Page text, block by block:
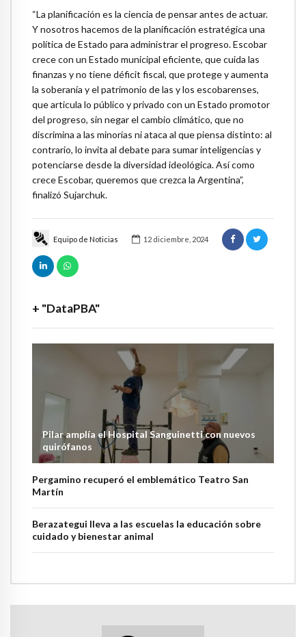
Equipo de Noticias 12 diciembre, 2024
+ "DataPBA"
Pilar amplía el Hospital Sanguinetti con nuevos
quirófanos
Pergamino recuperó el emblemático Teatro San
Martín
Berazategui lleva a las escuelas la educación sobre
cuidado y bienestar animal
“La planificación es la ciencia de pensar antes de actuar.
Y nosotros hacemos de la planificación estratégica una
política de Estado para administrar el progreso. Escobar
crece con un Estado municipal eficiente, que cuida las
finanzas y no tiene déficit fiscal, que protege y aumenta
la soberanía y el patrimonio de las y los escobarenses,
que articula lo público y privado con un Estado promotor
del progreso, sin negar el cambio climático, que no
discrimina a las minorías ni ataca al que piensa distinto: al
contrario, lo invita al debate para sumar inteligencias y
potenciarse desde la diversidad ideológica. Así como
crece Escobar, queremos que crezca la Argentina”,
finalizó Sujarchuk.